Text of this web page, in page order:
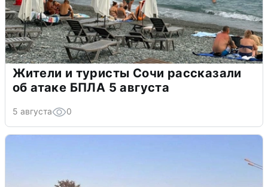
Жители и туристы Сочи рассказали
об атаке БПЛА 5 августа
5 августа 0